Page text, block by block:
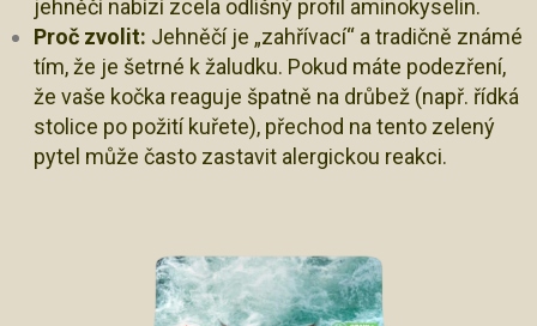
jehněčí nabízí zcela odlišný profil aminokyselin.
Proč zvolit: Jehněčí je „zahřívací“ a tradičně známé
tím, že je šetrné k žaludku. Pokud máte podezření,
že vaše kočka reaguje špatně na drůbež (např. řídká
stolice po požití kuřete), přechod na tento zelený
pytel může často zastavit alergickou reakci.